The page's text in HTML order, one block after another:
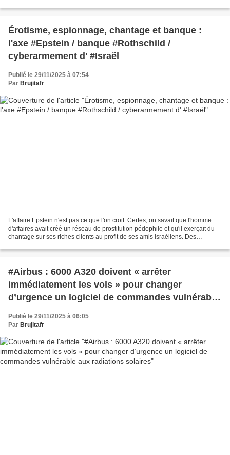
Érotisme, espionnage, chantage et banque :
l'axe #Epstein / banque #Rothschild /
cyberarmement d' #Israël
Publié le 29/11/2025 à 07:54
Par Brujitafr
L'affaire Epstein n'est pas ce que l'on croit. Certes, on savait que l'homme
d'affaires avait créé un réseau de prostitution pédophile et qu'il exerçait du
chantage sur ses riches clients au profit de ses amis israéliens. Des
#Airbus : 6000 A320 doivent « arrêter
immédiatement les vols » pour changer
d’urgence un logiciel de commandes vulnérable
aux radiations solaires
Publié le 29/11/2025 à 06:05
Par Brujitafr